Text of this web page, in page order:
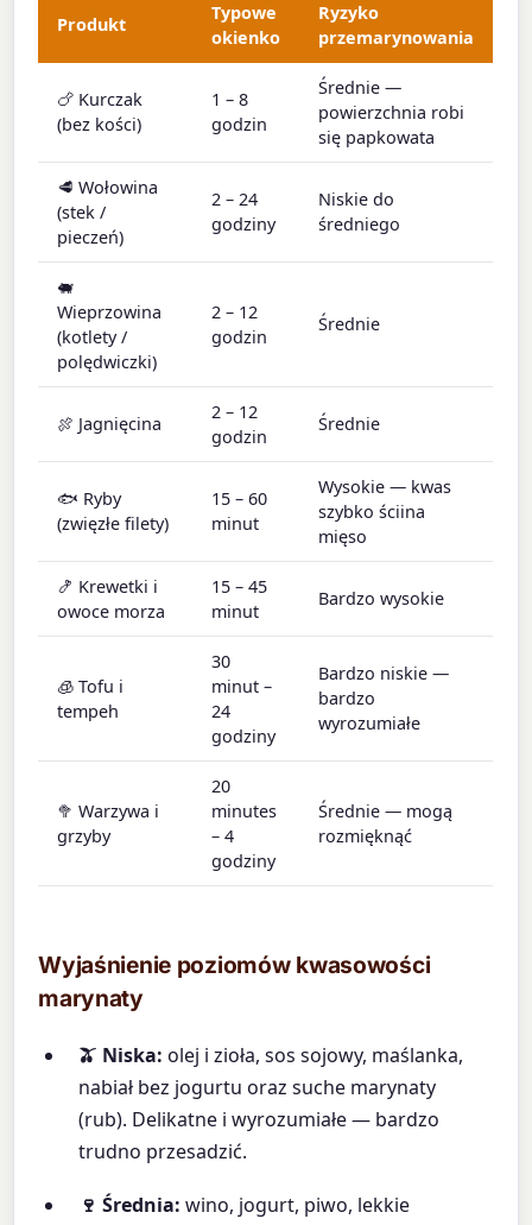
Produkt
Typowe
okienko
Ryzyko
przemarynowania
🍗 Kurczak
(bez kości)
1 – 8
godzin
Średnie —
powierzchnia robi
się papkowata
🥩 Wołowina
(stek /
pieczeń)
2 – 24
godziny
Niskie do
średniego
🐖
Wieprzowina
(kotlety /
polędwiczki)
2 – 12
godzin
Średnie
🍖 Jagnięcina
2 – 12
godzin
Średnie
🐟 Ryby
(zwięzłe filety)
15 – 60
minut
Wysokie — kwas
szybko ściina
mięso
🍤 Krewetki i
owoce morza
15 – 45
minut
Bardzo wysokie
🧊 Tofu i
tempeh
30
minut –
24
godziny
Bardzo niskie —
bardzo
wyrozumiałe
🥦 Warzywa i
grzyby
20
minutes
– 4
godziny
Średnie — mogą
rozmięknąć
Wyjaśnienie poziomów kwasowości
marynaty
🫒 Niska: olej i zioła, sos sojowy, maślanka,
nabiał bez jogurtu oraz suche marynaty
(rub). Delikatne i wyrozumiałe — bardzo
trudno przesadzić.
🍷 Średnia: wino, jogurt, piwo, lekkie